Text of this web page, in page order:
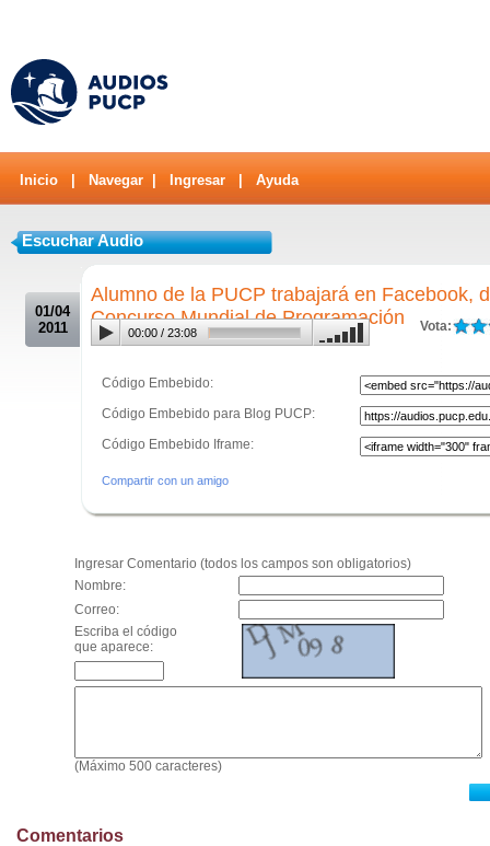
Inicio Navegar Ingresar Ayuda
Escuchar Audio
01/04
2011
Alumno de la PUCP trabajará en Facebook,
Concurso Mundial de Programación
Vota:
00:00 / 23:08
Código Embebido:
Código Embebido para Blog PUCP:
Código Embebido Iframe:
Compartir con un amigo
Ingresar Comentario (todos los campos son obligatorios)
Nombre:
Correo:
Escriba el código
que aparece:
(Máximo 500 caracteres)
Comentarios